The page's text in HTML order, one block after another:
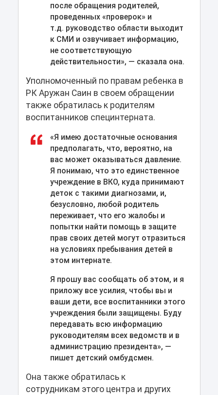
после обращения родителей,
проведенных «проверок» и
т.д. руководство области выходит
к СМИ и озвучивает информацию,
не соответствующую
действительности», — сказала она.
Уполномоченный по правам ребенка в
РК Аружан Саин в своем обращении
также обратилась к родителям
воспитанников специнтерната.
«Я имею достаточные основания
предполагать, что, вероятно, на
вас может оказываться давление.
Я понимаю, что это единственное
учреждение в ВКО, куда принимают
деток с такими диагнозами, и,
безусловно, любой родитель
переживает, что его жалобы и
попытки найти помощь в защите
прав своих детей могут отразиться
на условиях пребывания детей в
этом интернате.
Я прошу вас сообщать об этом, и я
приложу все усилия, чтобы вы и
ваши дети, все воспитанники этого
учреждения были защищены. Буду
передавать всю информацию
руководителям всех ведомств и в
администрацию президента», —
пишет детский омбудсмен.
Она также обратилась к
сотрудникам этого центра и других